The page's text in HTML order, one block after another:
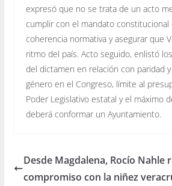
expresó que no se trata de un acto
cumplir con el mandato constitucional
coherencia normativa y asegurar que
ritmo del país. Acto seguido, enlistó
del dictamen en relación con paridad
género en el Congreso, límite al
Poder Legislativo estatal y el máximo
deberá conformar un Ayuntamiento.
Desde Magdalena, Rocío Nahle
compromiso con la niñez